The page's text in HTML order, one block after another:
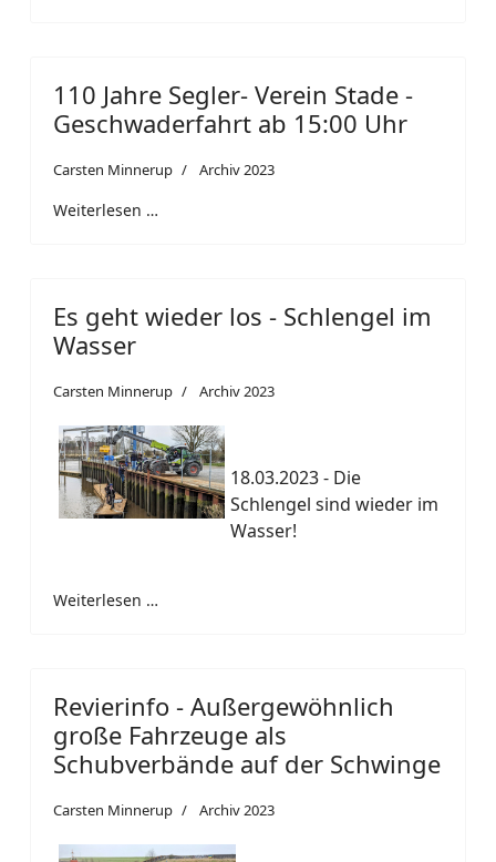
110 Jahre Segler- Verein Stade -
Geschwaderfahrt ab 15:00 Uhr
Carsten Minnerup Archiv 2023
Weiterlesen …
Es geht wieder los - Schlengel im
Wasser
Carsten Minnerup Archiv 2023
18.03.2023 - Die
Schlengel sind wieder im
Wasser!
Weiterlesen …
Revierinfo - Außergewöhnlich
große Fahrzeuge als
Schubverbände auf der Schwinge
Carsten Minnerup Archiv 2023